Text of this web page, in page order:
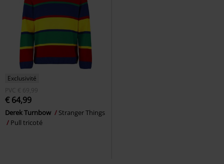
Exclusivité
PVC € 69,99
€ 64,99
Derek Turnbow
Stranger Things
Pull tricoté